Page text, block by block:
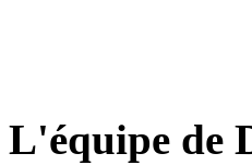
L'équipe de